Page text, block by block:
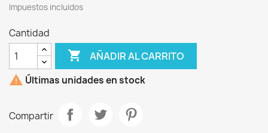
Impuestos incluidos
Cantidad
 AÑADIR AL CARRITO
 Últimas unidades en stock
Compartir